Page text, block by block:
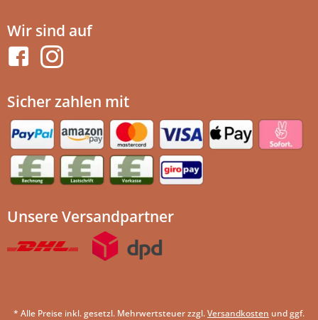
Wir sind auf
Sicher zahlen mit
Unsere Versandpartner
* Alle Preise inkl. gesetzl. Mehrwertsteuer zzgl.Versandkosten und ggf.